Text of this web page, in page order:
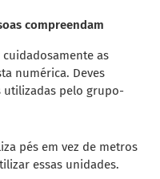
compreendam
as
numérica. Deves
utilizadas pelo grupo-
pés em vez de metros
essas unidades.